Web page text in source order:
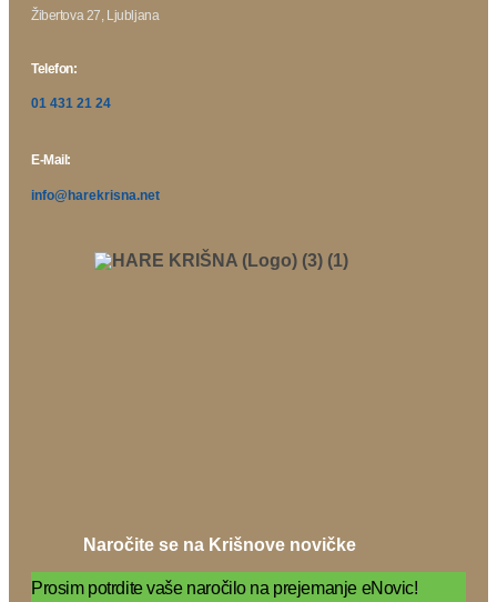
Žibertova 27, Ljubljana
Telefon:
01 431 21 24
E-Mail:
info@harekrisna.net
Naročite se na Krišnove novičke
Prosim potrdite vaše naročilo na prejemanje eNovic!